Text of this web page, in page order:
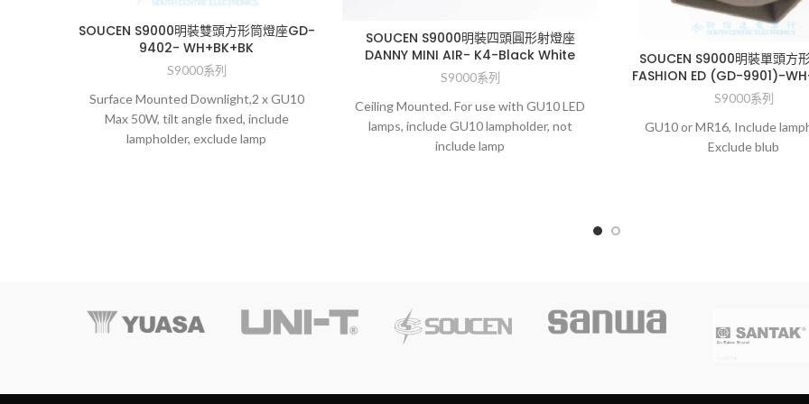
SOUCEN S9000明裝雙頭方形筒燈座GD-
9402- WH+BK+BK
S9000系列
Surface Mounted Downlight,2 x GU10
Max 50W, tilt angle fixed, include
lampholder, exclude lamp
SOUCEN S9000明裝四頭圓形射燈座
DANNY MINI AIR- K4-Black White
S9000系列
Ceiling Mounted. For use with GU10 LED
lamps, include GU10 lampholder, not
include lamp
SOUCEN S9000明裝單頭方
FASHION ED (GD-9901)-
S9000系列
GU10 or MR16, Include
Exclude blub